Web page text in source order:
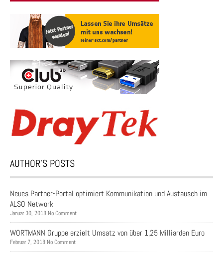
AUTHOR’S POSTS
Neues Partner-Portal optimiert Kommunikation und Austausch im
ALSO Network
Januar 30, 2018 No Comment
WORTMANN Gruppe erzielt Umsatz von über 1,25 Milliarden Euro
Februar 7, 2018 No Comment